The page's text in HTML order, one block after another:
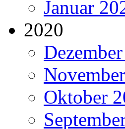
Januar
2020
Oktober